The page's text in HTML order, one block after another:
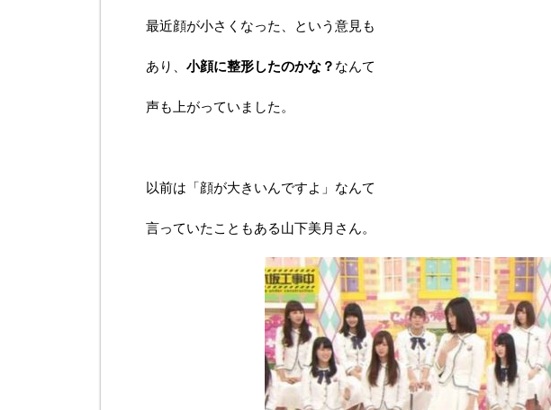
最近顔が小さくなった、という意見も
あり、 小顔に整形したのかな？ なんて
声も上がっていました。
以前は「顔が大きいんですよ」なんて
言っていたこともある山下美月さん。